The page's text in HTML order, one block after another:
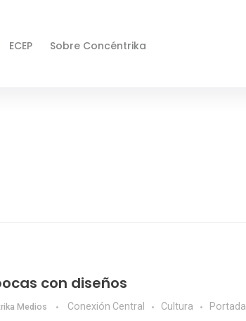
ECEP Sobre Concéntrika
con diseños
Medios Conexión Central Cultura Portada